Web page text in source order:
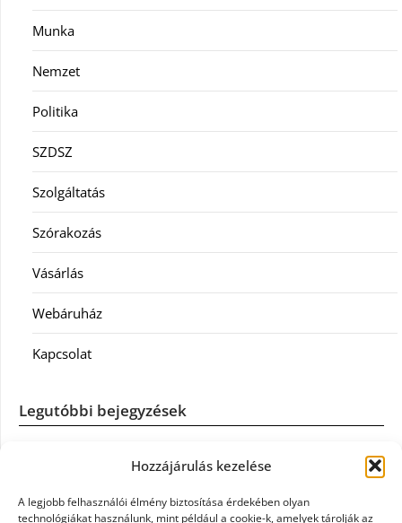
Hozzájárulás kezelése
A legjobb felhasználói élmény biztosítása érdekében olyan
technológiákat használunk, mint például a cookie-k, amelyek tárolják az
Munka
Nemzet
Politika
SZDSZ
Szolgáltatás
Szórakozás
Vásárlás
Webáruház
Kapcsolat
Legutóbbi bejegyzések
Casco szélvédőcsere: mikor éri meg a biztosítást igénybe
Könyvelés: mikor érdemes könyvelőt váltani?